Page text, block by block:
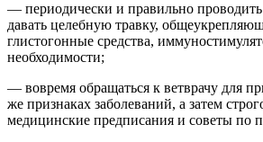
— периодически и правильно
давать целебную травку,
глистогонные средства,
необходимости;
— вовремя обращаться к ветврачу для
же признаках заболеваний, а затем
медицинские предписания и советы по